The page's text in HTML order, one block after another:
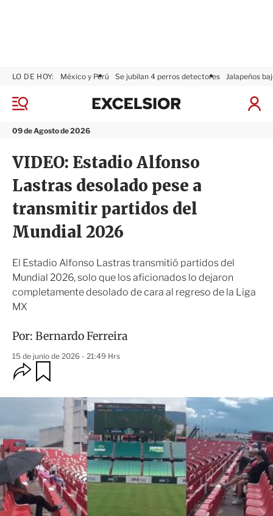
M
n
09 de Agosto de 2026
LO DE HOY: México y Perú Se jubilan 4 perros detectores Jalapeños
I
x
i
r
VIDEO: Estadio Alfonso
Lastras desolado pese a
transmitir partidos del
Mundial 2026
El Estadio Alfonso Lastras transmitió partidos del
Mundial 2026, solo que los aficionados lo dejaron
completamente desolado de cara al regreso de la Liga
MX
Por: Bernardo Ferreira
15 de junio de 2026 - 21:49 Hrs
O
p
i
s
d
e
c
o
m
r
r